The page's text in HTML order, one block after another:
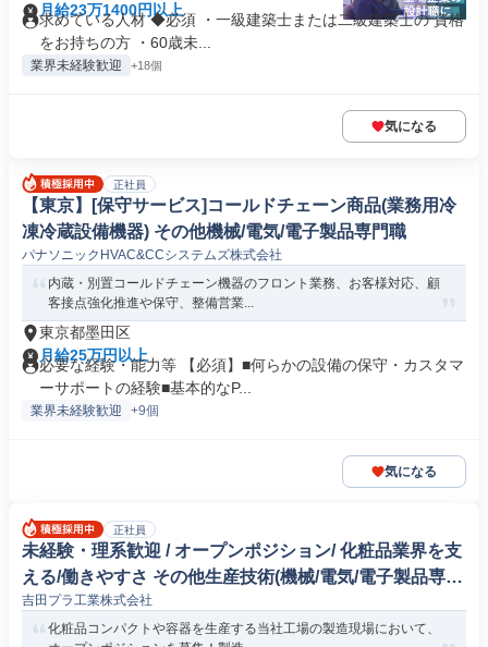
月給23万1400円以上
求めている人材 ◆必須 ・一級建築士または二級建築士の 資格
をお持ちの方 ・60歳未...
業界未経験歓迎 +18個
気になる
正社員
【東京】[保守サービス]コールドチェーン商品(業務用冷
凍冷蔵設備機器) その他機械/電気/電子製品専門職
パナソニックHVAC&CCシステムズ株式会社
内蔵・別置コールドチェーン機器のフロント業務、お客様対応、顧
客接点強化推進や保守、整備営業...
東京都墨田区
月給25万円以上
必要な経験・能力等 【必須】■何らかの設備の保守・カスタマ
ーサポートの経験■基本的なP...
業界未経験歓迎 +9個
気になる
正社員
未経験・理系歓迎 / オープンポジション/ 化粧品業界を支
える/働きやすさ その他生産技術(機械/電気/電子製品専門
職)
吉田プラ工業株式会社
化粧品コンパクトや容器を生産する当社工場の製造現場において、